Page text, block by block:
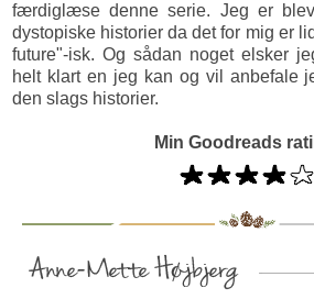
færdiglæse denne serie. Jeg er
dystopiske historier da det for mig er
future"-isk. Og sådan noget elsker
helt klart en jeg kan og vil anbefale
den slags historier.
Min Goodreads